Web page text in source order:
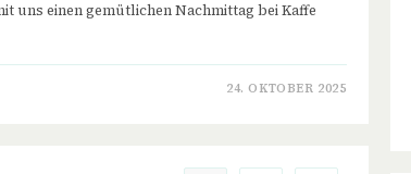
uns einen gemütlichen Nachmittag bei Kaffe
24. OKTOBER 2025